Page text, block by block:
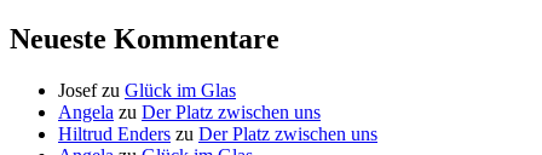
Neueste Kommentare
Josefzu Glück im Glas
Angela zu Der Platz zwischen uns
Hiltrud Enders zu Der Platz zwischen uns